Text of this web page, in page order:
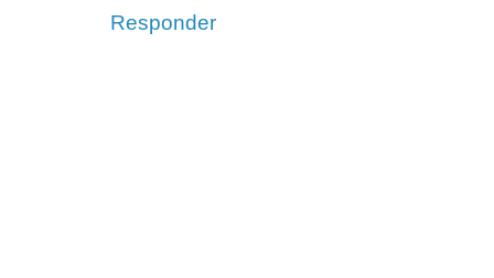
Responder